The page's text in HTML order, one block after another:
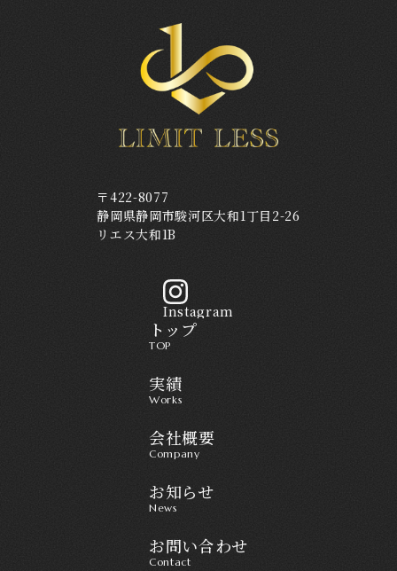
〒422-8077
静岡県静岡市駿河区大和1丁目2-26
リエス大和1B
Instagram
トップ
TOP
実績
Works
会社概要
Company
お知らせ
News
お問い合わせ
Contact